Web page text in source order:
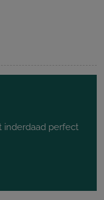
inderdaad perfect